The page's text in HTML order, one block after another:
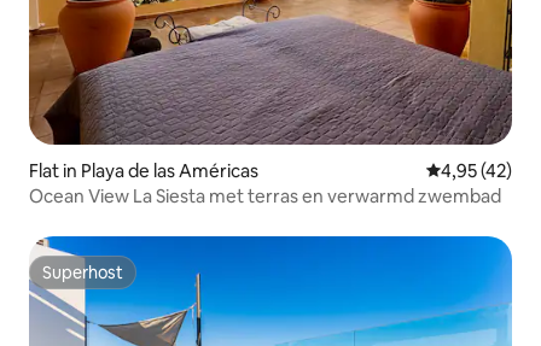
Flat in Playa de las Américas Gemiddelde
4,95 (42)
Ocean View La Siesta met terras en verwarmd zwembad
Superhost
Superhost